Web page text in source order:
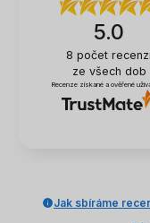
5.0
8 počet
ze všech dob
Recenze získané a ověřené
Jak sbíráme